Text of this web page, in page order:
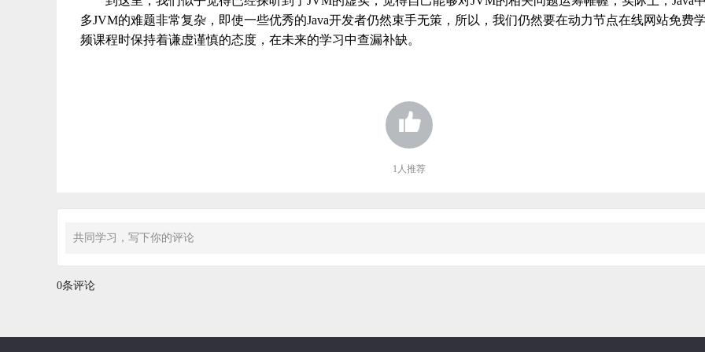
多JVM的难题非常复杂，即使一些优秀的Java开发者仍然束手无策，所以，我们仍然要在动力节点在线网站免费
频课程时保持着谦虚谨慎的态度，在未来的学习中查漏补缺。
1 人推荐
共同学习，写下你的评论
0条评论